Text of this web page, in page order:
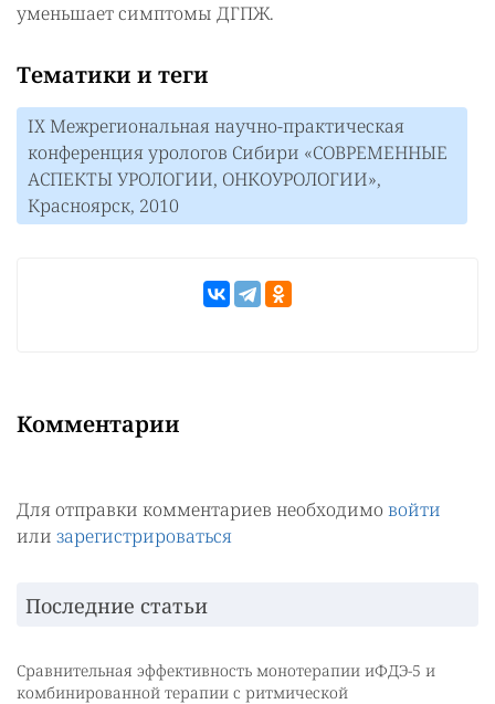
уменьшает симптомы ДГПЖ.
Тематики и теги
IX Межрегиональная научно-практическая
конференция урологов Сибири «СОВРЕМЕННЫЕ
АСПЕКТЫ УРОЛОГИИ, ОНКОУРОЛОГИИ»,
Красноярск, 2010
Комментарии
Для отправки комментариев необходимо войти
или зарегистрироваться
Последние статьи
Сравнительная эффективность монотерапии иФДЭ-5 и
комбинированной терапии с ритмической